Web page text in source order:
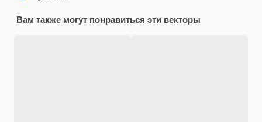
Вам также могут понравиться эти векторы